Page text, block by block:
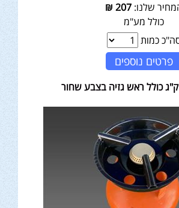
שלנו:207
₪
כולל מע"מ
כמות
פרטים נוספים